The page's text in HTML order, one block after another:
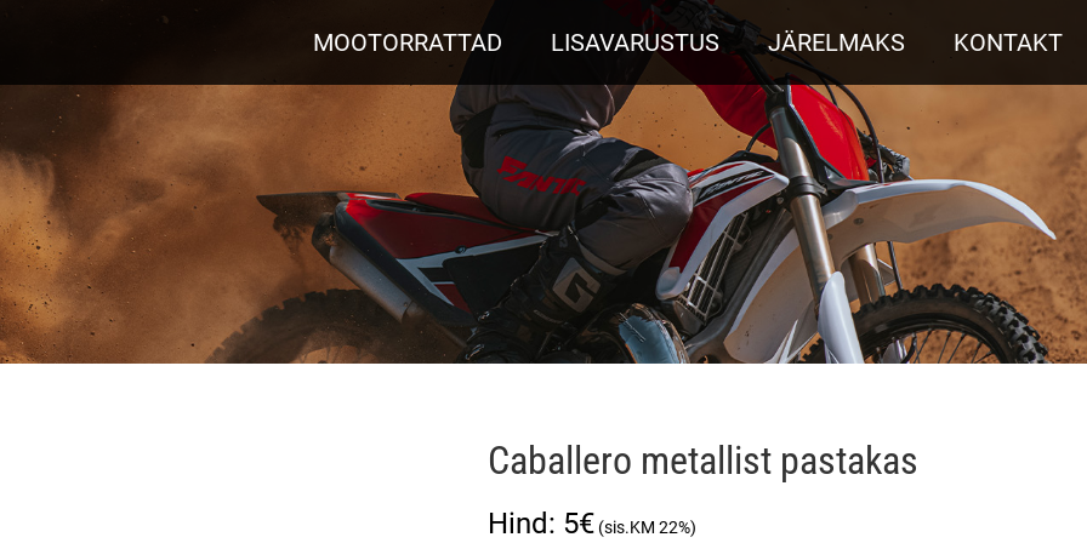
MOOTORRATTAD LISAVARUSTUS JÄRELMAKS KONTAKT
Caballero metallist pastakas
5€